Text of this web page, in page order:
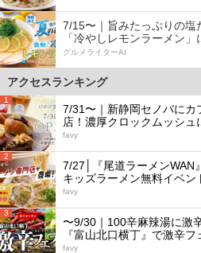
7/15〜｜旨みたっぷりの塩
「冷やしレモンラーメン」
グルメライターAI
アクセスランキング
1
7/31〜｜新静岡セノバにカ
店！濃厚クロックムッシュ
favy
2
7/27│『尾道ラーメンWAN
キッズラーメン無料イベン
favy
3
〜9/30｜100辛麻辣湯に激
『富山北口横丁』で激辛フ
favy